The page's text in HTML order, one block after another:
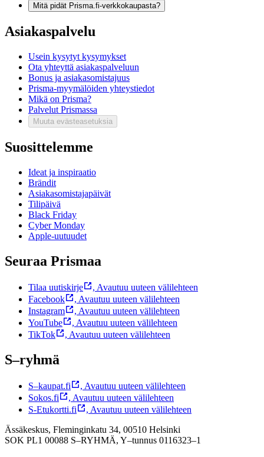
Mitä pidät Prisma.fi-verkkokaupasta?
Asiakaspalvelu
Usein kysytyt kysymykset
Ota yhteyttä asiakaspalveluun
Bonus ja asiakasomistajuus
Prisma-myymälöiden yhteystiedot
Mikä on Prisma?
Palvelut Prismassa
Muuta evästeasetuksia
Suosittelemme
Ideat ja inspiraatio
Brändit
Asiakasomistajapäivät
Tilipäivä
Black Friday
Cyber Monday
Apple-uutuudet
Seuraa Prismaa
Tilaa uutiskirje , Avautuu uuteen välilehteen
Facebook
, Avautuu uuteen välilehteen
Instagram
, Avautuu uuteen välilehteen
YouTube
, Avautuu uuteen välilehteen
TikTok
, Avautuu uuteen välilehteen
S–ryhmä
S–kaupat.fi , Avautuu uuteen välilehteen
Sokos.fi
, Avautuu uuteen välilehteen
S-Etukortti.fi
, Avautuu uuteen välilehteen
Ässäkeskus, Fleminginkatu 34, 00510 Helsinki
SOK PL1 00088 S–RYHMÄ, Y–tunnus 0116323–1